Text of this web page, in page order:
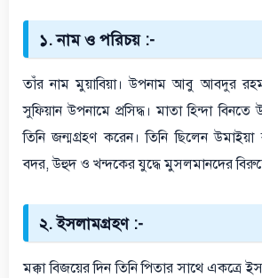
১. নাম ও পরিচয় :-
তাঁর নাম মুয়াবিয়া। উপনাম আবু আবদুর
সুফিয়ান উপনামে প্রসিদ্ধ। মাতা হিন্দা বিনতে
তিনি জন্মগ্রহণ করেন। তিনি ছিলেন উমাইয়া
বদর, উহুদ ও খন্দকের যুদ্ধে মুসলমানদের
২. ইসলামগ্রহণ :-
মক্কা বিজয়ের দিন তিনি পিতার সাথে একত্রে